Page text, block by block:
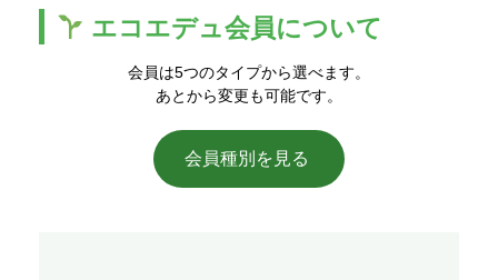
エコエデュ会員について
会員は5つのタイプから選べます。
あとから変更も可能です。
会員種別を見る